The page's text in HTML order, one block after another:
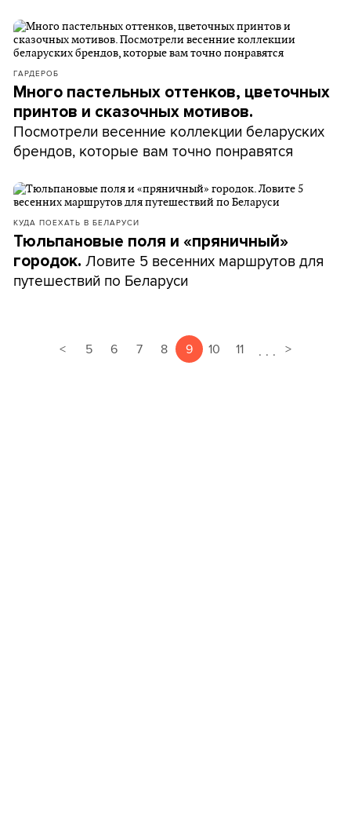
ГАРДЕРОБ
Много пастельных оттенков, цветочных
принтов и сказочных мотивов.
Посмотрели весенние коллекции беларуских
брендов, которые вам точно понравятся
КУДА ПОЕХАТЬ В БЕЛАРУСИ
Тюльпановые поля и «пряничный»
городок. Ловите 5 весенних маршрутов для
путешествий по Беларуси
< 5 6 7 8 9 10 11 . . . >